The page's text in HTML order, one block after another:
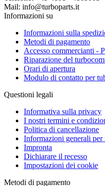
Mail: info@turboparts.it
Informazioni su
Informazioni sulla
Metodi di pagamento
Accesso commercianti -
Riparazione del
Orari di apertura
Modulo di contatto per
Questioni legali
Informativa sulla privacy
I nostri termini e
Politica di cancellazione
Informazioni generali per
Impronta
Dichiarare il recesso
Impostazioni dei cookie
Metodi di pagamento